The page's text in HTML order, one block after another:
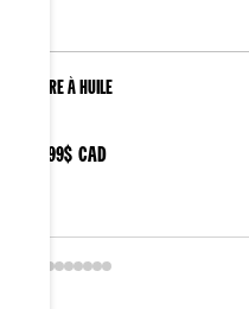
Filtre À Huile
16.99$ CAD